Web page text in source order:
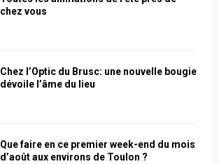
chez vous
Chez l’Optic du Brusc: une nouvelle bougie
dévoile l’âme du lieu
Que faire en ce premier week-end du mois
d’août aux environs de Toulon ?